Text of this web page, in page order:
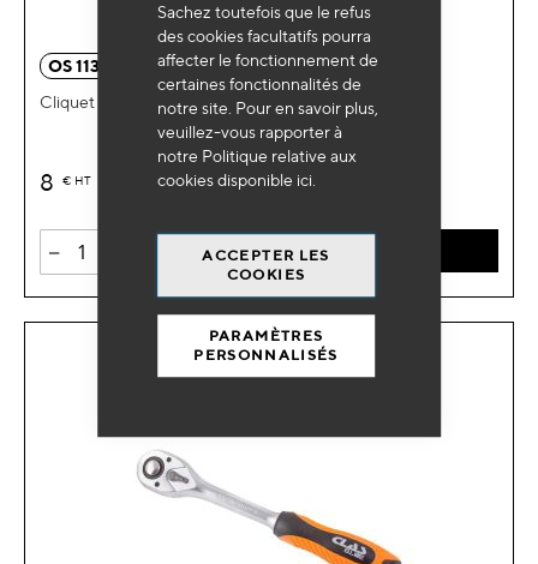
Sachez toutefois que le refus
des cookies facultatifs pourra
affecter le fonctionnement de
certaines fonctionnalités de
notre site. Pour en savoir plus,
veuillez-vous rapporter à
notre Politique relative aux
cookies disponible ici
ACCEPTER LES
COOKIES
PARAMÈTRES
PERSONNALISÉS
OS 1138BL
Cliquet 1/4"
8 € HT
- AJOUTER AU PANIER